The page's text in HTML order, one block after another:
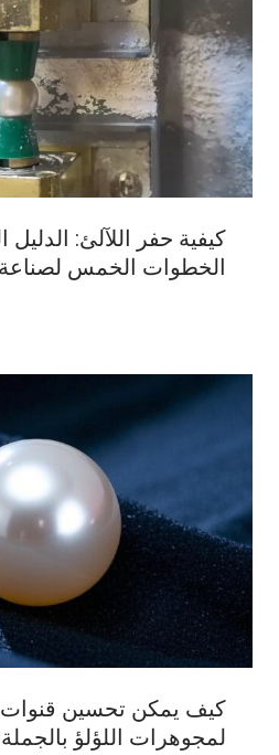
كيفية حفر اللآلئ: الدليل
الخطوات الخمس
كيف يمكن تحسين قنوات